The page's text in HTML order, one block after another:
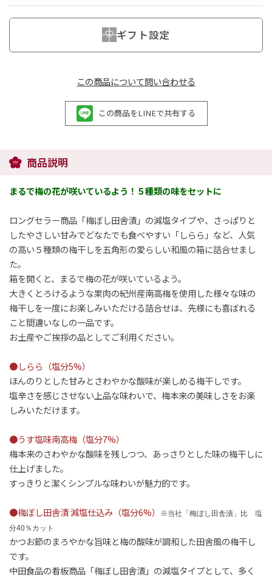
ギフト設定
この商品について問い合わせる
この商品をLINEで共有する
商品説明
まるで梅の花が咲いているよう！５種類の味をセットに
ロングセラー商品「梅ぼし田舎漬」の減塩タイプや、さっぱりと
したやさしい甘みでどなたでも食べやすい「しらら」など、人気
の高い５種類の梅干しを五角形の愛らしい和風の箱に詰合せまし
た。
箱を開くと、まるで梅の花が咲いているよう。
大きくとろけるような果肉の紀州産南高梅を使用した様々な味の
梅干しを一度にお楽しみいただける詰合せは、先様にも喜ばれる
こと間違いなしの一品です。
お土産やご挨拶の品としてご利用ください。
●しらら（塩分5%）
ほんのりとした甘みとさわやかな酸味が楽しめる梅干しです。
塩辛さを感じさせない上品な味わいで、梅本来の美味しさをお楽
しみいただけます。
●うす塩味南高梅（塩分7%）
梅本来のさわやかな酸味を残しつつ、あっさりとした味の梅干しに
仕上げました。
すっきりと潔くシンプルな味わいが魅力的です。
●梅ぼし田舎漬 減塩仕込み（塩分6%） ※当社「梅ぼし田舎漬」比　塩
分40％カット
かつお節のまろやかな旨味と梅の酸味が調和した田舎風の梅干し
です。
中田食品の看板商品「梅ぼし田舎漬」の減塩タイプとして、多く